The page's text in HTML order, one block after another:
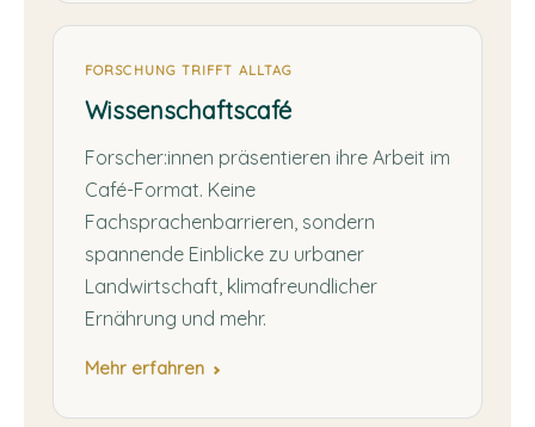
FORSCHUNG TRIFFT ALLTAG
Wissenschaftscafé
Forscher:innen präsentieren ihre Arbeit im
Café-Format. Keine
Fachsprachenbarrieren, sondern
spannende Einblicke zu urbaner
Landwirtschaft, klimafreundlicher
Ernährung und mehr.
Mehr erfahren